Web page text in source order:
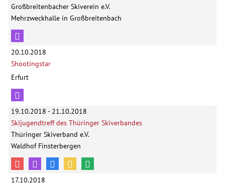
Großbreitenbacher Skiverein e.V.
Mehrzweckhalle in Großbreitenbach
20.10.2018
Shootingstar
Erfurt
19.10.2018 - 21.10.2018
Skijugendtreff des Thüringer Skiverbandes
Thüringer Skiverband e.V.
Waldhof Finsterbergen
17.10.2018